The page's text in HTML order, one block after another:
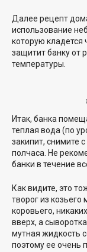
Далее рецепт
использование
которую кладется
защитит банку от
температуры.
Итак, банка
теплая вода (по
закипит, снимите
полчаса. Не
банки в течение
Как видите, это
творог из козьего
коровьего,
вверх, а
мутная жидкость
поэтому ее очень